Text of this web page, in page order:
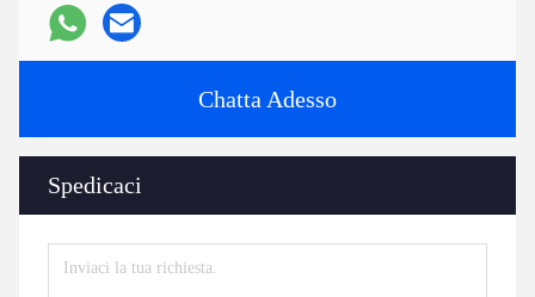
Chatta Adesso
Spedicaci